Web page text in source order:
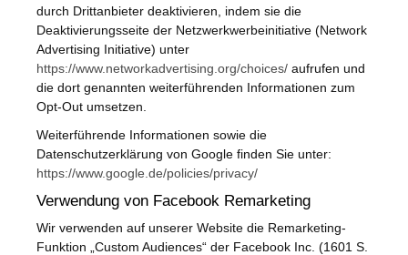
durch Drittanbieter deaktivieren, indem sie die
Deaktivierungsseite der Netzwerkwerbeinitiative (Network
Advertising Initiative) unter
https://www.networkadvertising.org/choices/ aufrufen und
die dort genannten weiterführenden Informationen zum
Opt-Out umsetzen.
Weiterführende Informationen sowie die
Datenschutzerklärung von Google finden Sie unter:
https://www.google.de/policies/privacy/
Verwendung von Facebook Remarketing
Wir verwenden auf unserer Website die Remarketing-
Funktion „Custom Audiences“ der Facebook Inc. (1601 S.